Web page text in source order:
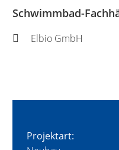
Schwimmbad-
Elbio GmbH
Projektart: